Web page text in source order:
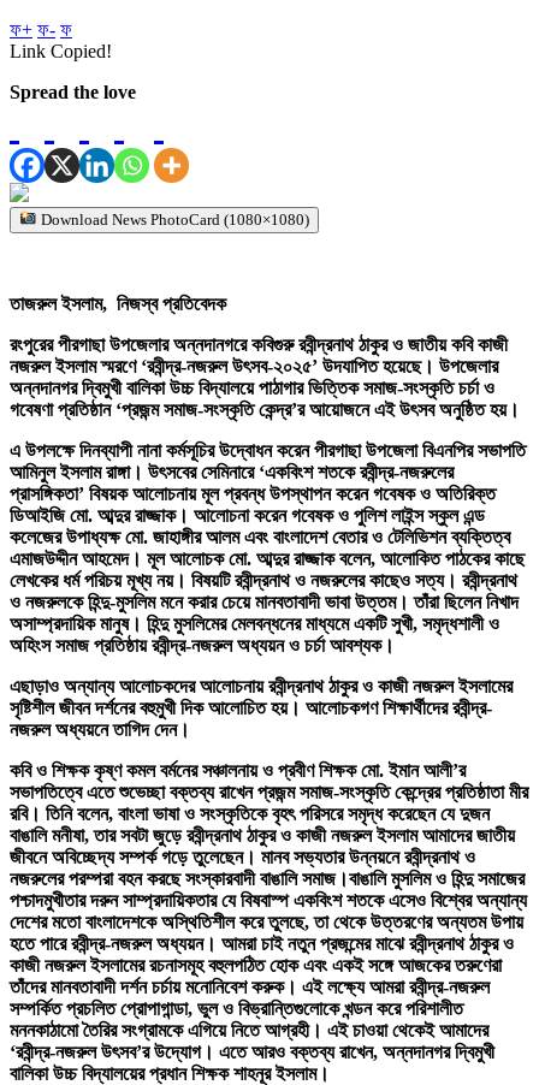
ফ+ ফ- ফ
Link Copied!
Spread the love
Download News PhotoCard (1080×1080)
তাজরুল ইসলাম, নিজস্ব প্রতিবেদক
রংপুরের পীরগাছা উপজেলার অন্নদানগরে কবিগুরু রবীন্দ্রনাথ ঠাকুর ও জাতীয় কবি কাজী
নজরুল ইসলাম স্মরণে ‘রবীন্দ্র-নজরুল উৎসব-২০২৫’ উদযাপিত হয়েছে। উপজেলার
অন্নদানগর দ্বিমুখী বালিকা উচ্চ বিদ্যালয়ে পাঠাগার ভিত্তিক সমাজ-সংস্কৃতি চর্চা ও
গবেষণা প্রতিষ্ঠান ‘প্রজন্ম সমাজ-সংস্কৃতি কেন্দ্র’র আয়োজনে এই উৎসব অনুষ্ঠিত হয়।
এ উপলক্ষে দিনব্যাপী নানা কর্মসূচির উদ্বোধন করেন পীরগাছা উপজেলা বিএনপির সভাপতি
আমিনুল ইসলাম রাঙ্গা। উৎসবের সেমিনারে ‘একবিংশ শতকে রবীন্দ্র-নজরুলের
প্রাসঙ্গিকতা’ বিষয়ক আলোচনায় মূল প্রবন্ধ উপস্থাপন করেন গবেষক ও অতিরিক্ত
ডিআইজি মো. আব্দুর রাজ্জাক। আলোচনা করেন গবেষক ও পুলিশ লাইন্স স্কুল এন্ড
কলেজের উপাধ্যক্ষ মো. জাহাঙ্গীর আলম এবং বাংলাদেশ বেতার ও টেলিভিশন ব্যক্তিত্ব
এমাজউদ্দীন আহমেদ। মূল আলোচক মো. আব্দুর রাজ্জাক বলেন, আলোকিত পাঠকের কাছে
লেখকের ধর্ম পরিচয় মূখ্য নয়। বিষয়টি রবীন্দ্রনাথ ও নজরুলের কাছেও সত্য। রবীন্দ্রনাথ
ও নজরুলকে হিন্দু-মুসলিম মনে করার চেয়ে মানবতাবাদী ভাবা উত্তম। তাঁরা ছিলেন নিখাদ
অসাম্প্রদায়িক মানুষ। হিন্দু মুসলিমের মেলবন্ধনের মাধ্যমে একটি সুখী, সমৃদ্ধশালী ও
অহিংস সমাজ প্রতিষ্ঠায় রবীন্দ্র-নজরুল অধ্যয়ন ও চর্চা আবশ্যক।
এছাড়াও অন্যান্য আলোচকদের আলোচনায় রবীন্দ্রনাথ ঠাকুর ও কাজী নজরুল ইসলামের
সৃষ্টিশীল জীবন দর্শনের বহুমুখী দিক আলোচিত হয়। আলোচকগণ শিক্ষার্থীদের রবীন্দ্র-
নজরুল অধ্যয়নে তাগিদ দেন।
কবি ও শিক্ষক কৃষ্ণ কমল বর্মনের সঞ্চালনায় ও প্রবীণ শিক্ষক মো. ইমান আলী’র
সভাপতিত্বে এতে শুভেচ্ছা বক্তব্য রাখেন প্রজন্ম সমাজ-সংস্কৃতি কেন্দ্রের প্রতিষ্ঠাতা মীর
রবি। তিনি বলেন, বাংলা ভাষা ও সংস্কৃতিকে বৃহৎ পরিসরে সমৃদ্ধ করেছেন যে দুজন
বাঙালি মনীষা, তার সবটা জুড়ে রবীন্দ্রনাথ ঠাকুর ও কাজী নজরুল ইসলাম আমাদের জাতীয়
জীবনে অবিচ্ছেদ্য সম্পর্ক গড়ে তুলেছেন। মানব সভ্যতার উন্নয়নে রবীন্দ্রনাথ ও
নজরুলের পরম্পরা বহন করছে সংস্কারবাদী বাঙালি সমাজ।বাঙালি মুসলিম ও হিন্দু সমাজের
পশ্চাদমুখীতার দরুন সাম্প্রদায়িকতার যে বিষবাস্প একবিংশ শতকে এসেও বিশ্বের অন্যান্য
দেশের মতো বাংলাদেশকে অস্থিতিশীল করে তুলছে, তা থেকে উত্তরণের অন্যতম উপায়
হতে পারে রবীন্দ্র-নজরুল অধ্যয়ন। আমরা চাই নতুন প্রজন্মের মাঝে রবীন্দ্রনাথ ঠাকুর ও
কাজী নজরুল ইসলামের রচনাসমূহ বহুলপঠিত হোক এবং একই সঙ্গে আজকের তরুণেরা
তাঁদের মানবতাবাদী দর্শন চর্চায় মনোনিবেশ করুক। এই লক্ষ্যে আমরা রবীন্দ্র-নজরুল
সম্পর্কিত প্রচলিত প্রোপাগান্ডা, ভুল ও বিভ্রান্তিগুলোকে খন্ডন করে পরিশালীত
মননকাঠামো তৈরির সংগ্রামকে এগিয়ে নিতে আগ্রহী। এই চাওয়া থেকেই আমাদের
‘রবীন্দ্র-নজরুল উৎসব’র উদ্যোগ। এতে আরও বক্তব্য রাখেন, অন্নদানগর দ্বিমুখী
বালিকা উচ্চ বিদ্যালয়ের প্রধান শিক্ষক শাহনূর ইসলাম।